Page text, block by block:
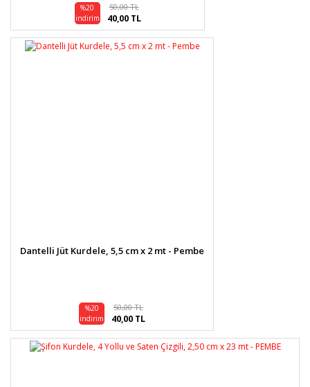
%20
indirim
50,00 TL
40,00 TL
Dantelli Jüt Kurdele, 5,5 cm x 2 mt - Pembe
%20
indirim
50,00 TL
40,00 TL